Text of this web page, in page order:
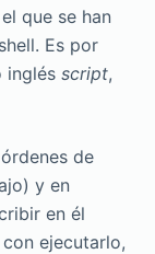
que se han
Es por
inglés script,
de
y en
en él
ejecutarlo,